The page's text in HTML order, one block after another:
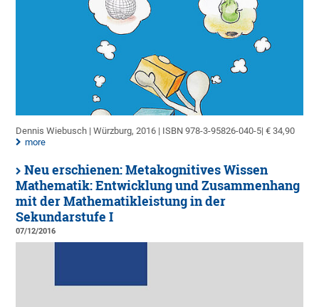
Dennis Wiebusch | Würzburg, 2016 | ISBN 978-3-95826-040-5| € 34,90
more
Neu erschienen: Metakognitives Wissen
Mathematik: Entwicklung und Zusammenhang
mit der Mathematikleistung in der
Sekundarstufe I
07/12/2016